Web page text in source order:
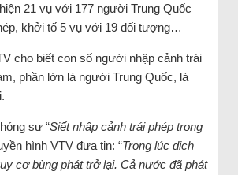
21 vụ với 177 người Trung Quốc
khởi tố 5 vụ với 19 đối tượng…
cho biết con số người nhập cảnh trái
phần lớn là người Trung Quốc, là
sự “Siết nhập cảnh trái phép trong
hình VTV đưa tin: “Trong lúc dịch
cơ bùng phát trở lại. Cả nước đã phát